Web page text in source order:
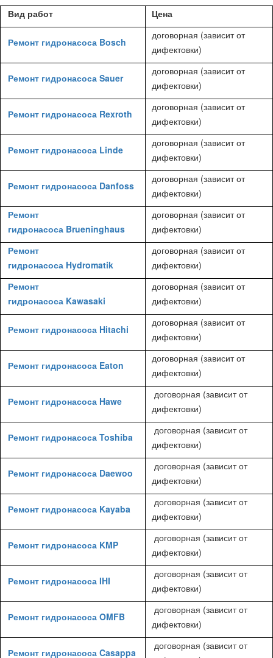
Вид работ Цена
Ремонт гидронасоса Bosch
договорная (зависит от
дифектовки)
Ремонт гидронасоса Sauer
договорная (зависит от
дифектовки)
Ремонт гидронасоса Rexroth
договорная (зависит от
дифектовки)
Ремонт гидронасоса Linde
договорная (зависит от
дифектовки)
Ремонт гидронасоса Danfoss
договорная (зависит от
дифектовки)
Ремонт
гидронасоса Brueninghaus
договорная (зависит от
дифектовки)
Ремонт
гидронасоса Hydromatik
договорная (зависит от
дифектовки)
Ремонт
гидронасоса Kawasaki
договорная (зависит от
дифектовки)
Ремонт гидронасоса Hitachi
договорная (зависит от
дифектовки)
Ремонт гидронасоса Eaton
договорная (зависит от
дифектовки)
Ремонт гидронасоса Hawe
договорная (зависит от
дифектовки)
Ремонт гидронасоса Toshiba
договорная (зависит от
дифектовки)
Ремонт гидронасоса Daewoo
договорная (зависит от
дифектовки)
Ремонт гидронасоса Kayaba
договорная (зависит от
дифектовки)
Ремонт гидронасоса KMP
договорная (зависит от
дифектовки)
Ремонт гидронасоса IHI
договорная (зависит от
дифектовки)
Ремонт гидронасоса OMFB
договорная (зависит от
дифектовки)
Ремонт гидронасоса Casappa
договорная (зависит от